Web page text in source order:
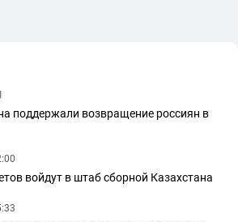
поддержали возвращение россиян в
войдут в штаб сборной Казахстана